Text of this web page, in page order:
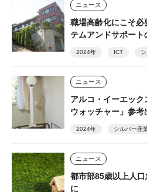
ニュース
職場高齢化にこそ
テムアンドサポート
2024年 ICT
ニュース
アルコ・イーエッ
ウォッチャー」参考
2024年 シルバー産
ニュース
都市部85歳以上人
に